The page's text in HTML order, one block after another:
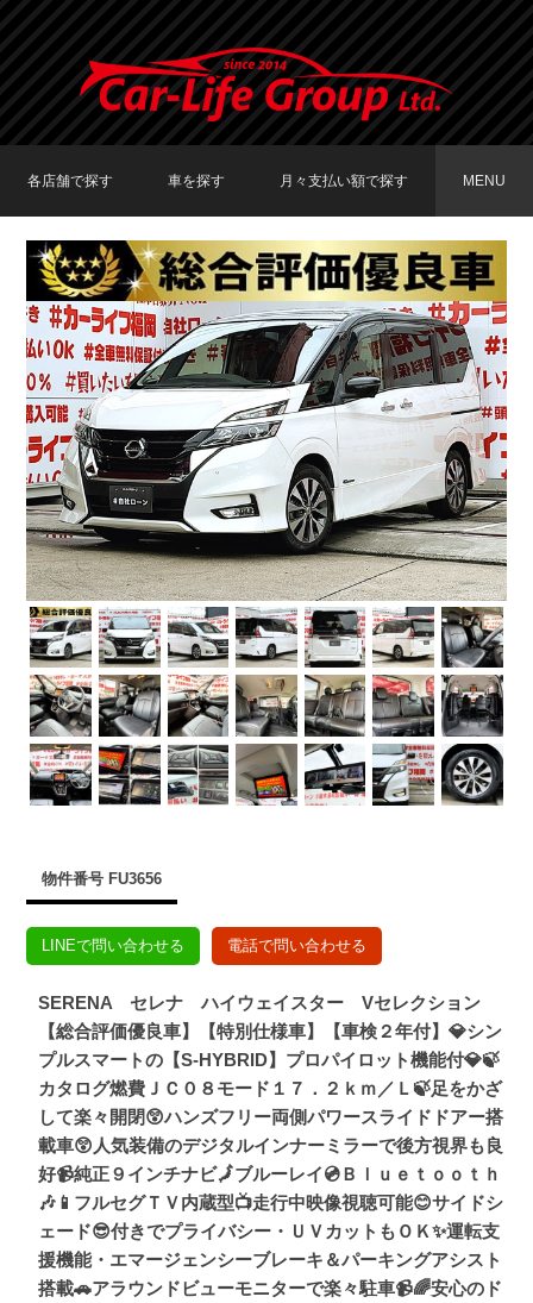
各店舗で探す
TOKYO店在庫車両
大阪店在庫車両
福岡店在庫車両
車を探す
車種で探す
メーカーで探す
月々支払い額で探す
〜19,999円
20,000円〜29,999円
30,000円〜39,999円
40,000円〜49,999円
50,000円〜
MENU
物件番号 FU3656
LINEで問い合わせる 電話で問い合わせる
SERENA セレナ ハイウェイスター Vセレクション
【総合評価優良車】【特別仕様車】【車検２年付】💎シン
プルスマートの【S-HYBRID】プロパイロット機能付💎🍃
カタログ燃費ＪＣ０８モード１７．２ｋｍ／Ｌ🍃足をかざ
して楽々開閉😲ハンズフリー両側パワースライドドアー搭
載車😲人気装備のデジタルインナーミラーで後方視界も良
好📹純正９インチナビ🗾ブルーレイ💿Ｂｌｕｅｔｏｏｔｈ
🎶📱フルセグＴＶ内蔵型📺走行中映像視聴可能😊サイドシ
ェード😎付きでプライバシー・ＵＶカットもＯＫ✨運転支
援機能・エマージェンシーブレーキ＆パーキングアシスト
搭載🚗アラウンドビューモニターで楽々駐車📹🌈安心のド